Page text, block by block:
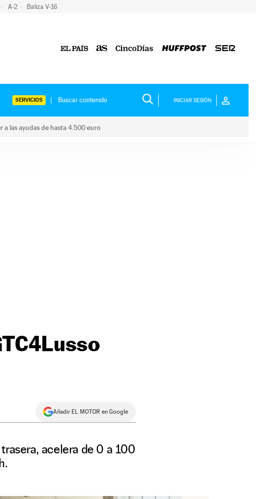
A-2 Baliza V-16
SERVICIOS INICIAR SESIÓN
las ayudas de hasta 4.500 euro
Añadir EL MOTOR en Google
acelera de 0 a 100